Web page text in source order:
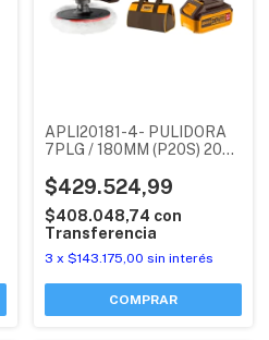
APLI20181-4- PULIDORA
7PLG / 180MM (P20S) 20V
CARBONES + BATERIA
4AH + CARGADOR 2AH +
BOLSO INDUSTRIAL
INGCO
$429.524,99
$408.048,74 con
Transferencia
3 x $143.175,00 sin interés